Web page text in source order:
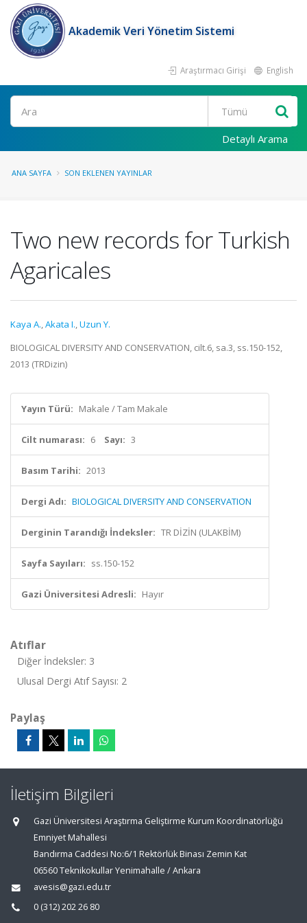
Akademik Veri Yönetim Sistemi
Araştırmacı Girişi English
Ara
Detaylı Arama
ANA SAYFA SON EKLENEN YAYINLAR
Two new records for Turkish
Agaricales
Kaya A.,Akata I.,Uzun Y.
BIOLOGICAL DIVERSITY AND CONSERVATION, cilt.6, sa.3, ss.150-152,
2013 (TRDizin)
Yayın Türü: Makale / Tam Makale
Cilt numarası: 6 Sayı: 3
Basım Tarihi: 2013
Dergi Adı: BIOLOGICAL DIVERSITY AND CONSERVATION
Derginin Tarandığı İndeksler: TR DİZİN (ULAKBİM)
Sayfa Sayıları: ss.150-152
Gazi Üniversitesi Adresli: Hayır
Atıflar
Diğer İndeksler: 3
Ulusal Dergi Atıf Sayısı: 2
Paylaş
İletişim Bilgileri
Gazi Üniversitesi Araştırma Geliştirme Kurum Koordinatörlüğü
Emniyet Mahallesi
Bandırma Caddesi No:6/1 Rektörlük Binası Zemin Kat
06560 Teknikokullar Yenimahalle / Ankara
avesis@gazi.edu.tr
0 (312) 202 26 80